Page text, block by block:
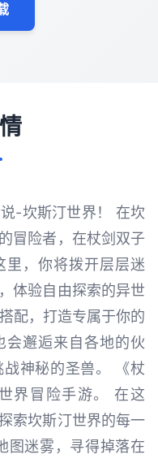
-坎斯汀世界！ 在坎
冒险者，在杖剑双子
里，你将拨开层层迷
体验自由探索的异世
配，打造专属于你的
会邂逅来自各地的伙
神秘的圣兽。 《杖
界冒险手游。 在这
索坎斯汀世界的每一
图迷雾，寻得掉落在